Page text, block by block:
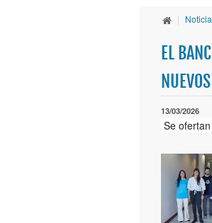
|
EL
13/03/2026
Se